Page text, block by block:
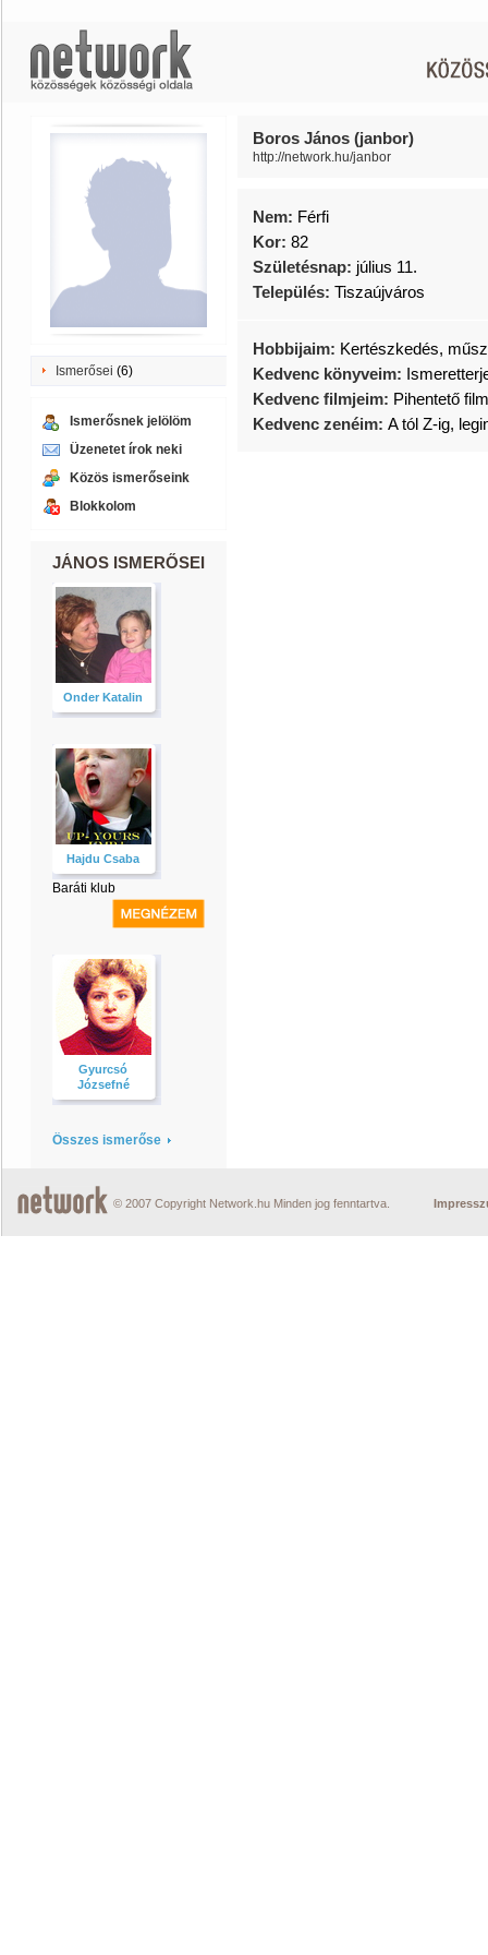
Ismerősei (6)
Ismerősnek jelölöm
Üzenetet írok neki
Közös ismerőseink
Blokkolom
JÁNOS ISMERŐSEI
Onder Katalin
Hajdu Csaba
Baráti klub
Gyurcsó
Józsefné
Összes ismerőse
Boros János (janbor)
http://network.hu/janbor
Nem: Férfi
Kor: 82
Születésnap: július 11.
Település: Tiszaújváros
Hobbijaim: Kertészkedés,
Kedvenc könyveim:
Kedvenc filmjeim: Pihentető
Kedvenc zenéim: A tól Z-ig,
© 2007 Copyright Network.hu Minden jog fenntartva.